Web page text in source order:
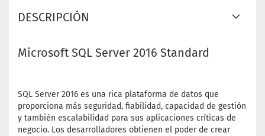
DESCRIPCIÓN
Microsoft SQL Server 2016 Standard
SQL Server 2016 es una rica plataforma de datos que
proporciona más seguridad, fiabilidad, capacidad de gestión
y también escalabilidad para sus aplicaciones críticas de
negocio. Los desarrolladores obtienen el poder de crear